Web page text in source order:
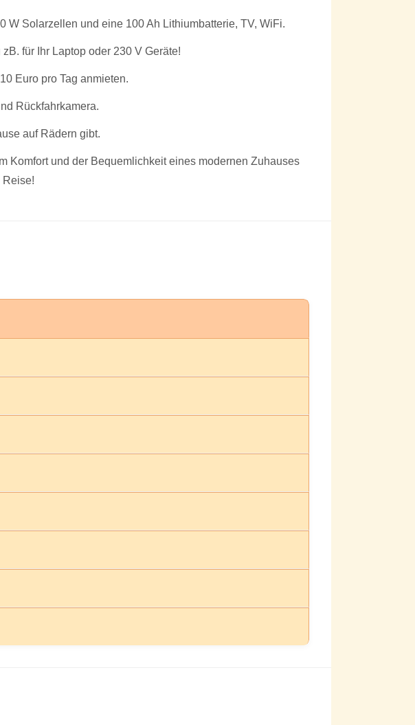
Solarzellen und eine 100 Ah Lithiumbatterie, TV, WiFi.
für Ihr Laptop oder 230 V Geräte!
Euro pro Tag anmieten.
Rückfahrkamera.
auf Rädern gibt.
Komfort und der Bequemlichkeit eines modernen Zuhauses
Reise!